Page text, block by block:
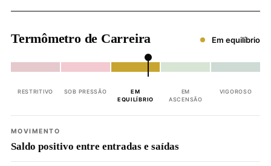
Termômetro de Carreira Em equilíbrio
RESTRITIVO SOB PRESSÃO
EM
EQUILÍBRIO
EM
ASCENSÃO
VIGOROSO
MOVIMENTO
Saldo positivo entre entradas e saídas